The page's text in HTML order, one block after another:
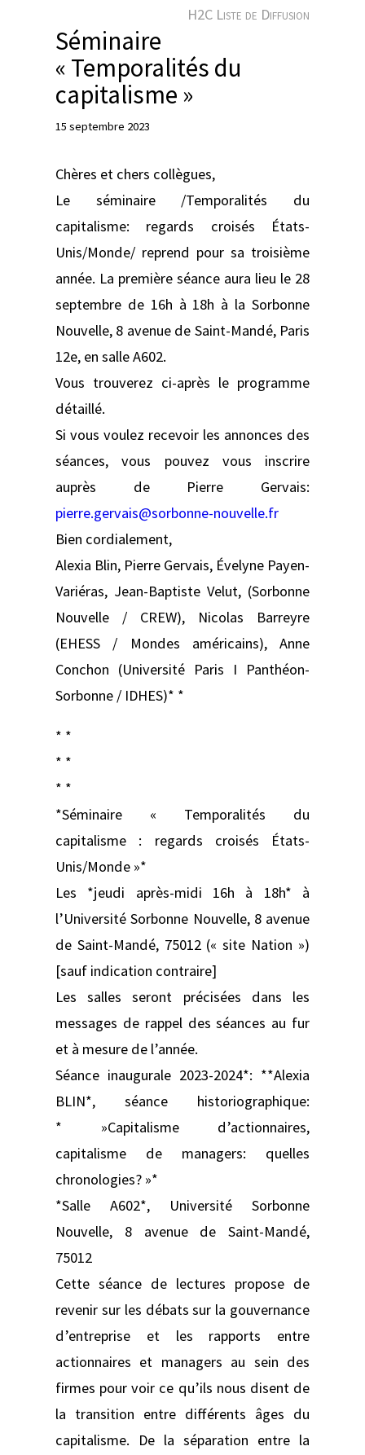
r
H2C Liste de Diffusion
Séminaire
« Temporalités du
capitalisme »
15 septembre 2023
Chères et chers collègues,
Le séminaire /Temporalités du
capitalisme: regards croisés États-
Unis/Monde/ reprend pour sa troisième
année. La première séance aura lieu le 28
septembre de 16h à 18h à la Sorbonne
Nouvelle, 8 avenue de Saint-Mandé, Paris
12e, en salle A602.
Vous trouverez ci-après le programme
détaillé.
Si vous voulez recevoir les annonces des
séances, vous pouvez vous inscrire
auprès de Pierre Gervais:
pierre.gervais@sorbonne-nouvelle.fr
Bien cordialement,
Alexia Blin, Pierre Gervais, Évelyne Payen-
Variéras, Jean-Baptiste Velut, (Sorbonne
Nouvelle / CREW), Nicolas Barreyre
(EHESS / Mondes américains), Anne
Conchon (Université Paris I Panthéon-
Sorbonne / IDHES)* *
* *
* *
* *
*Séminaire « Temporalités du
capitalisme : regards croisés États-
Unis/Monde »*
Les *jeudi après-midi 16h à 18h* à
l’Université Sorbonne Nouvelle, 8 avenue
de Saint-Mandé, 75012 (« site Nation »)
[sauf indication contraire]
Les salles seront précisées dans les
messages de rappel des séances au fur
et à mesure de l’année.
Séance inaugurale 2023-2024*: **Alexia
BLIN*, séance historiographique:
* »Capitalisme d’actionnaires,
capitalisme de managers: quelles
chronologies? »*
*Salle A602*, Université Sorbonne
Nouvelle, 8 avenue de Saint-Mandé,
75012
Cette séance de lectures propose de
revenir sur les débats sur la gouvernance
d’entreprise et les rapports entre
actionnaires et managers au sein des
firmes pour voir ce qu’ils nous disent de
la transition entre différents âges du
capitalisme. De la séparation entre la